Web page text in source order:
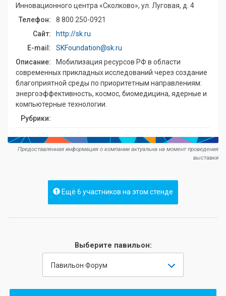
Инновационного центра «Сколково», ул. Луговая, д. 4
Телефон:
8 800 250-0921
Сайт:
http://sk.ru
E-mail:
SKFoundation@sk.ru
Описание:
Мобилизация ресурсов РФ в области
современных прикладных исследований через создание
благоприятной среды по приоритетным направлениям:
энергоэффективность, космос, биомедицина, ядерные и
компьютерные технологии.
Рубрики:
Предоставленная информация о компании актуальна на момент проведения
выставки
Ещё 6 участников на этом стенде
Выберите павильон:
Павильон Форум